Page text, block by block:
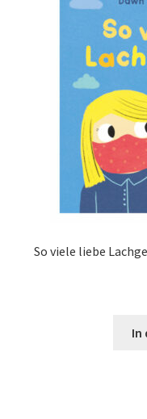
So viele liebe
In